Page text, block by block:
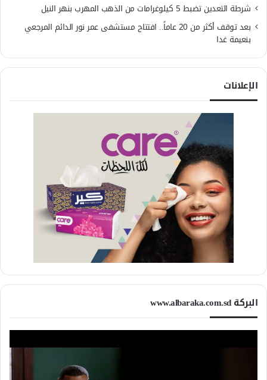
شرطة التعدين تضبط 5 كيلوغرامات من الذهب المهرب بنهر النيل
بعد توقف أكثر من 20 عاماً.. افتتاح مستشفى عمر نور الدائم المرجعي
بنعيمة غدا
الإعلانات
البركة www.albaraka.com.sd